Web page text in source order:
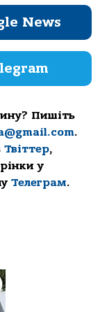
News
Пишіть
.
Твіттер,
у
Телеграм.